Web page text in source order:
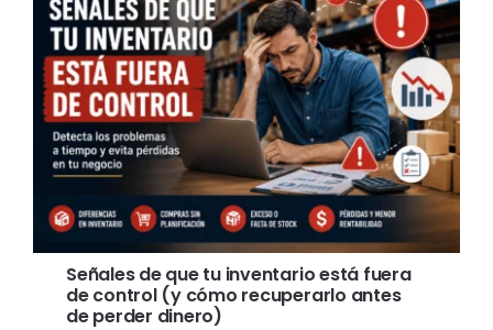
Señales de que tu inventario está fuera
de control (y cómo recuperarlo antes
de perder dinero)